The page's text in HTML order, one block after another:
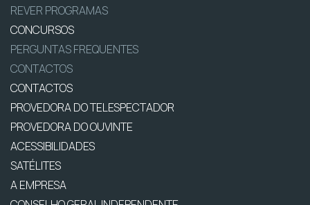
REVER PROGRAMAS
CONCURSOS
PERGUNTAS FREQUENTES
CONTACTOS
CONTACTOS
PROVEDORA DO TELESPECTADOR
PROVEDORA DO OUVINTE
ACESSIBILIDADES
SATÉLITES
A EMPRESA